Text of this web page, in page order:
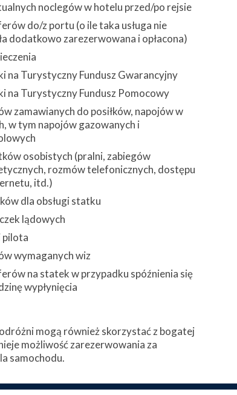
noclegów w hotelu przed/po rejsie
do/z portu (o ile taka usługa nie
dodatkowo zarezerwowana i opłacona)
na Turystyczny Fundusz Gwarancyjny
na Turystyczny Fundusz Pomocowy
zamawianych do posiłków, napojów w
w tym napojów gazowanych i
osobistych (pralni, zabiegów
rozmów telefonicznych, dostępu
itd.)
dla obsługi statku
lądowych
pilota
wymaganych wiz
na statek w przypadku spóźnienia się
wypłynięcia
mogą również skorzystać z bogatej
możliwość zarezerwowania za
samochodu.